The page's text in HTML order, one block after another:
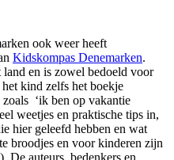
ook weer heeft
Kidskompas Denemarken.
land en is zowel bedoeld voor
kind zelfs het boekje
‘ik ben op vakantie
weetjes en praktische tips in,
hier geleefd hebben en wat
broodjes en voor kinderen zijn